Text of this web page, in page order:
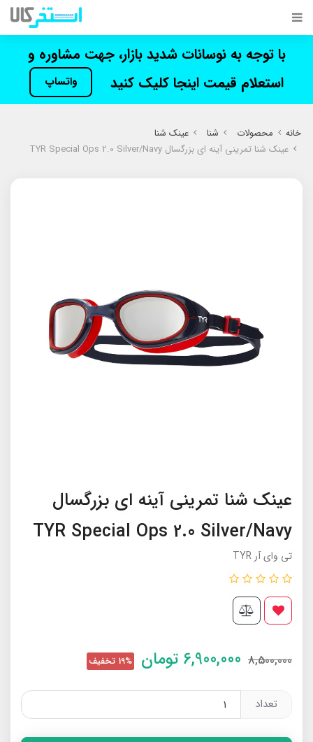
با توجه به نوسانات شدید بازار، جهت مشاوره و
استعلام قیمت اینجا کلیک کنید
واتساپ
خانه محصولات شنا
عینک شنا
عینک شنا تمرینی آینه ای بزرگسال TYR Special Ops 2.0 Silver/Navy
عینک شنا تمرینی آینه ای بزرگسال
TYR Special Ops 2.0 Silver/Navy
تی وای آر TYR
8,500,000
6,900,000 تومان 19% تخفیف
تعداد